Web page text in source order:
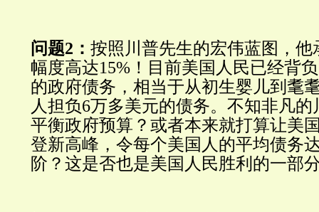
问题2： 按照川普先生的宏伟蓝图，他
幅度高达15%！目前美国人民已经背
的政府债务，相当于从初生婴儿到耄
人担负6万多美元的债务。不知非凡
平衡政府预算？或者本来就打算让美
登新高峰，令每个美国人的平均债务
阶？这是否也是美国人民胜利的一部